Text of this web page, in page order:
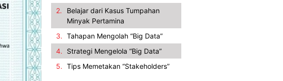
2.
Belajar dari Kasus Tumpahan
Minyak Pertamina
3. Tahapan Mengolah “Big Data”
4.
Strategi Mengelola “Big Data”
5. Tips Memetakan “Stakeholders”